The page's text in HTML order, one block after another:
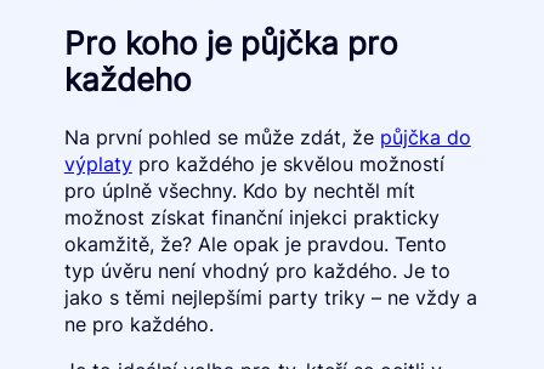
Pro koho je půjčka pro
každeho
Na první pohled se může zdát, že půjčka do
výplatypro každého je skvělou možností
pro úplně všechny. Kdo by nechtěl mít
možnost získat finanční injekci prakticky
okamžitě, že? Ale opak je pravdou. Tento
typ úvěru není vhodný pro každého. Je to
jako s těmi nejlepšími party triky – ne vždy a
ne pro každého.